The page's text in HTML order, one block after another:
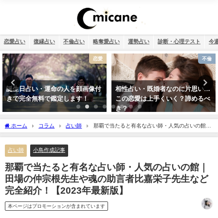
恋愛占い 復縁占い 不倫占い 略奪愛占い 運勢占い 診断・心理テスト 今
不倫
相性占い・既婚者なのに片思い…
この恋愛は上手くいく？諦めるべ
き？
おまじない
何もかもうまくいく強力開運待ち
受け2026年版【幸運待ち受け最強
無料】
ホーム コラム 占い師
那覇で当たると有名な占い師・人気の占いの館｜
田場の仲宗根先生や魂の助言者比嘉栄子先生など完全紹介！【2023年最新版】
占い師 小鳥作成記事
那覇で当たると有名な占い師・人気の占いの館｜
田場の仲宗根先生や魂の助言者比嘉栄子先生など
完全紹介！【2023年最新版】
本ページはプロモーションが含まれています